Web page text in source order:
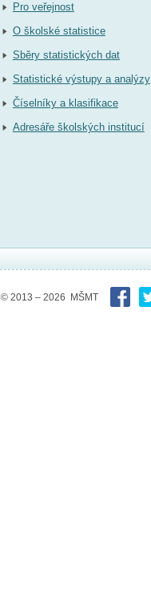
Pro veřejnost
O školské statistice
Sběry statistických dat
Statistické výstupy a analýzy
Číselníky a klasifikace
Adresáře školských institucí
© 2013 – 2026 MŠMT